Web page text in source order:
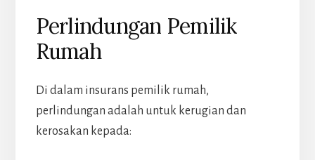
Perlindungan Pemilik
Rumah
Di dalam insurans pemilik rumah,
perlindungan adalah untuk kerugian dan
kerosakan kepada: